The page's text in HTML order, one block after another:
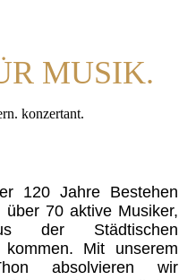
MUSIK.
konzertant.
120 Jahre Bestehen
70 aktive Musiker,
der Städtischen
kommen. Mit unserem
absolvieren wir